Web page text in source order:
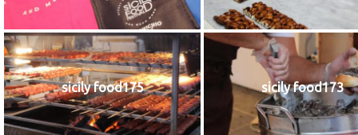
sicily food175 sicily food173